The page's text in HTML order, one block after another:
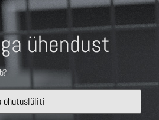
ühendust